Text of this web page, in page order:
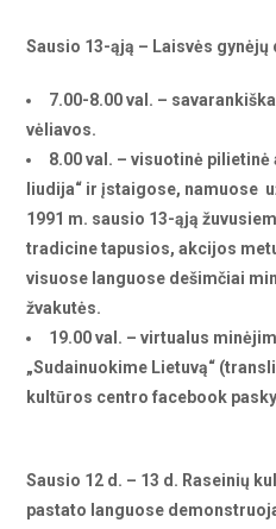
Sausio 13-ąją – Laisvės gynėjų
7.00-8.00 val. –
vėliavos.
8.00 val. – visuotinė
liudija“ ir įstaigose, namuose
1991 m. sausio 13-ąją
tradicine tapusios, akcijos
visuose languose dešimčiai
žvakutės.
19.00 val. – virtualus
„Sudainuokime Lietuvą“
kultūros centro facebook
Sausio 12 d. – 13 d. Raseinių
pastato languose